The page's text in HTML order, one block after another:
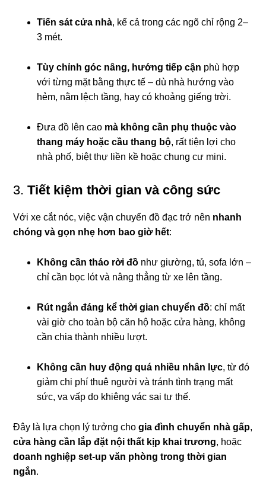
Tiến sát cửa nhà, kể cả trong các ngõ chỉ rộng 2–
3 mét.
Tùy chỉnh góc nâng, hướng tiếp cận phù hợp
với từng mặt bằng thực tế – dù nhà hướng vào
hẻm, nằm lệch tầng, hay có khoảng giếng trời.
Đưa đồ lên cao mà không cần phụ thuộc vào
thang máy hoặc cầu thang bộ, rất tiện lợi cho
nhà phố, biệt thự liền kề hoặc chung cư mini.
3.Tiết kiệm thời gian và công sức
Với xe cắt nóc, việc vận chuyển đồ đạc trở nên nhanh
chóng và gọn nhẹ hơn bao giờ hết:
Không cần tháo rời đồ như giường, tủ, sofa lớn –
chỉ cần bọc lót và nâng thẳng từ xe lên tầng.
Rút ngắn đáng kể thời gian chuyển đồ: chỉ mất
vài giờ cho toàn bộ căn hộ hoặc cửa hàng, không
cần chia thành nhiều lượt.
Không cần huy động quá nhiều nhân lực, từ đó
giảm chi phí thuê người và tránh tình trạng mất
sức, va vấp do khiêng vác sai tư thế.
Đây là lựa chọn lý tưởng chogia đình chuyển nhà gấp,
cửa hàng cần lắp đặt nội thất kịp khai trương, hoặc
doanh nghiệp set-up văn phòng trong thời gian
ngắn.